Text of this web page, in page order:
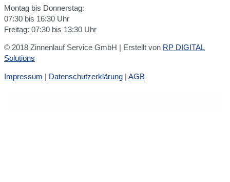
Montag bis Donnerstag:
07:30 bis 16:30 Uhr
Freitag: 07:30 bis 13:30 Uhr
© 2018 Zinnenlauf Service GmbH | Erstellt von RP DIGITAL
Solutions
Impressum Datenschutzerklärung AGB